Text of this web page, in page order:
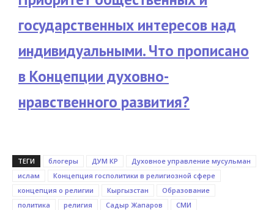
государственных интересов над
индивидуальными. Что прописано
в Концепции духовно-
нравственного развития?
ТЕГИ блогеры ДУМ КР
Духовное управление мусульман
ислам
Концепция госполитики в религиозной сфере
концепция о религии
Кыргызстан
Образование
политика
религия Садыр Жапаров СМИ